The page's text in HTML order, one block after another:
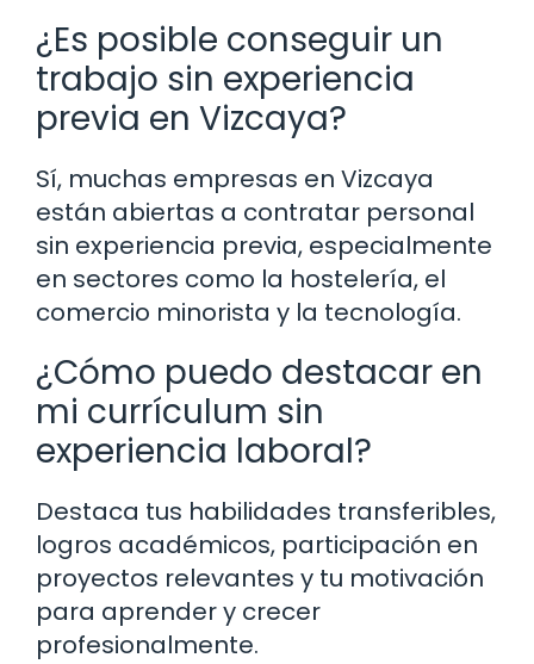
¿Es posible conseguir un
trabajo sin experiencia
previa en Vizcaya?
Sí, muchas empresas en Vizcaya
están abiertas a contratar personal
sin experiencia previa, especialmente
en sectores como la hostelería, el
comercio minorista y la tecnología.
¿Cómo puedo destacar en
mi currículum sin
experiencia laboral?
Destaca tus habilidades transferibles,
logros académicos, participación en
proyectos relevantes y tu motivación
para aprender y crecer
profesionalmente.